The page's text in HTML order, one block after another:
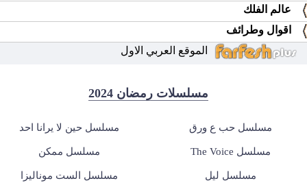
عالم الفلك
اقوال وطرائف
الموقع العربي الاول
مسلسلات رمضان 2024
مسلسل حب ع ورق مسلسل حين لا يرانا احد
مسلسل The Voice مسلسل ممكن
مسلسل ليل مسلسل الست موناليزا